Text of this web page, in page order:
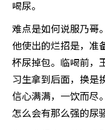
喝尿。
难点是如何说服乃哥
他使出的烂招是，准
杯尿掉包。临喝前，
习生拿到后面，换是
信心满满，一饮而尽
怎么会有那么强的尿